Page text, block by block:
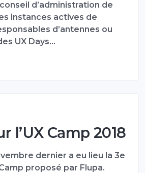
d’administration de
instances actives de
d’antennes ou
UX Days…
l’UX Camp 2018
dernier a eu lieu la 3e
proposé par Flupa.